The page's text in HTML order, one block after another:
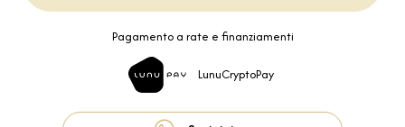
Pagamento a rate e finanziamenti
LunuCryptoPay